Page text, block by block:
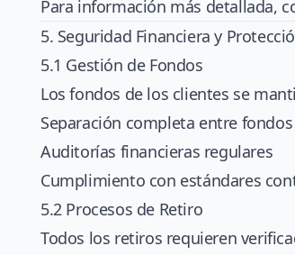
Para información más detallada,
5. Seguridad Financiera y
5.1 Gestión de Fondos
Los fondos de los clientes se
Separación completa entre
Auditorías financieras regulares
Cumplimiento con estándares
5.2 Procesos de Retiro
Todos los retiros requieren